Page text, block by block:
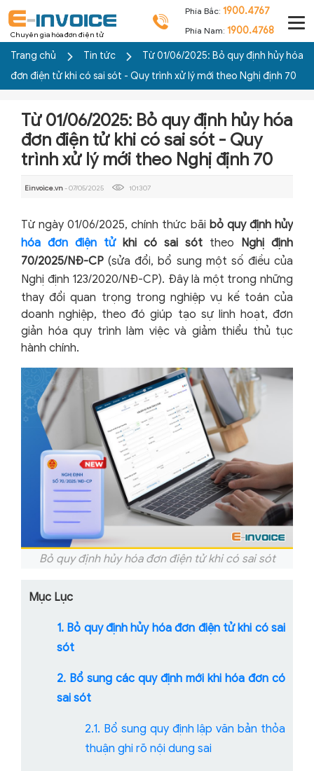
Chuyên gia hóa đơn điện tử
Phía Bắc: 1900.4767
Phía Nam: 1900.4768
Trang chủ Tin tức
Từ 01/06/2025: Bỏ quy định hủy hóa
đơn điện tử khi có sai sót - Quy trình xử lý mới theo Nghị định 70
Từ 01/06/2025: Bỏ quy định hủy hóa
đơn điện tử khi có sai sót - Quy
trình xử lý mới theo Nghị định 70
Einvoice.vn- 07/05/2025 101307
Từ ngày 01/06/2025, chính thức bãi bỏ quy định hủy
hóa đơn điện tửkhi có sai sót theo Nghị định
70/2025/NĐ-CP(sửa đổi, bổ sung một số điều của
Nghị định 123/2020/NĐ-CP). Đây là một trong những
thay đổi quan trọng trong nghiệp vụ kế toán của
doanh nghiệp, theo đó giúp tạo sự linh hoạt, đơn
giản hóa quy trình làm việc và giảm thiểu thủ tục
hành chính.
Bỏ quy định hủy hóa đơn điện tử khi có sai sót
Mục Lục
1. Bỏ quy định hủy hóa đơn điện tử khi có sai
sót
2. Bổ sung các quy định mới khi hóa đơn có
sai sót
2.1. Bổ sung quy định lập văn bản thỏa
thuận ghi rõ nội dung sai